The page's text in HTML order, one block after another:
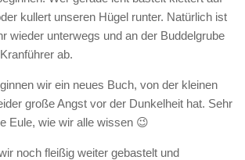
kullert unseren Hügel runter. Natürlich ist
wieder unterwegs und an der Buddelgrube
ab.
wir ein neues Buch, von der kleinen
große Angst vor der Dunkelheit hat. Sehr
Eule, wie wir alle wissen 😉
noch fleißig weiter gebastelt und